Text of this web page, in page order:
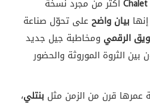
بيان واضح على تحوّل صناعة
الرقمي ومخاطبة جيل جديد
الثروة الموروثة والحضور
عمرها قرن من الزمن مثل بنتلي،